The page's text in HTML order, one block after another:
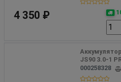
4 350 ₽
JS90 3.0-1
000258328